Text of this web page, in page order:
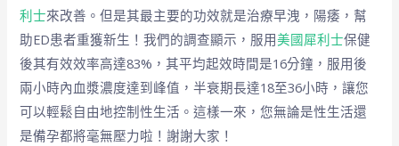
利士來改善。但是其最主要的功效就是治療早洩，陽痿，幫
助ED患者重獲新生！我們的調查顯示，服用美國犀利士保健
後其有效效率高達83%，其平均起效時間是16分鐘，服用後
兩小時內血漿濃度達到峰值，半衰期長達18至36小時，讓您
可以輕鬆自由地控制性生活。這樣一來，您無論是性生活還
是備孕都將毫無壓力啦！謝謝大家！